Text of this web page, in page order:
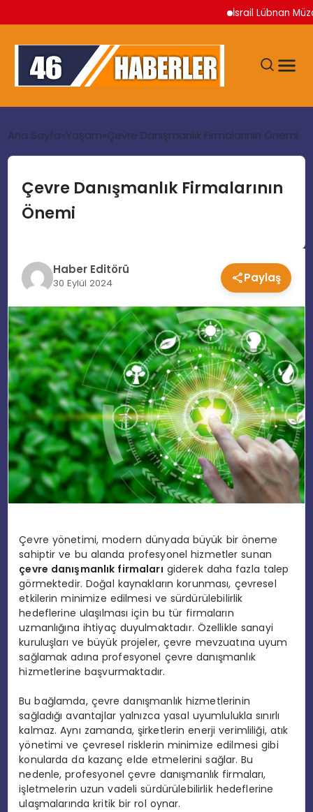
İsrail Lübnan
EKONOMI
TEKNOLOJI
EĞITIM
MAGAZIN
SPOR
YAŞAM
Ana Sayfa Yaşam Çevre Danışmanlık Firmalarının Önemi
Çevre Danışmanlık Firmalarının
Önemi
Haber Editörü
30 Eylül 2024 Paylaş
Çevre yönetimi, modern dünyada büyük bir öneme
sahiptir ve bu alanda profesyonel hizmetler sunan
çevre danışmanlık firmaları giderek daha fazla talep
görmektedir. Doğal kaynakların korunması, çevresel
etkilerin minimize edilmesi ve sürdürülebilirlik
hedeflerine ulaşılması için bu tür firmaların
uzmanlığına ihtiyaç duyulmaktadır. Özellikle sanayi
kuruluşları ve büyük projeler, çevre mevzuatına uyum
sağlamak adına profesyonel çevre danışmanlık
hizmetlerine başvurmaktadır.
Bu bağlamda, çevre danışmanlık hizmetlerinin
sağladığı avantajlar yalnızca yasal uyumlulukla sınırlı
kalmaz. Aynı zamanda, şirketlerin enerji verimliliği, atık
yönetimi ve çevresel risklerin minimize edilmesi gibi
konularda da kazanç elde etmelerini sağlar. Bu
nedenle, profesyonel çevre danışmanlık firmaları,
işletmelerin uzun vadeli sürdürülebilirlik hedeflerine
ulaşmalarında kritik bir rol oynar.